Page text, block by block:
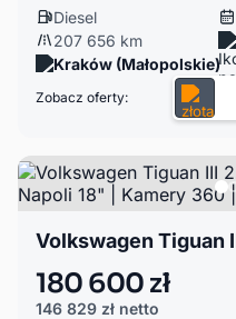
Diesel
207 656 km
Kraków (Małopolskie)
Zobacz oferty:
180 600 zł
146 829 zł netto